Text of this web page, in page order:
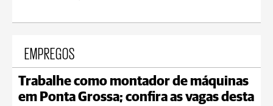
EMPREGOS
Trabalhe como montador de máquinas
em Ponta Grossa; confira as vagas desta